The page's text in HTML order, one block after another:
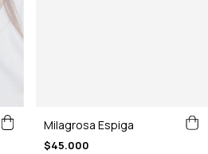
Milagrosa Espiga
$45.000